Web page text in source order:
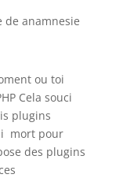
de anamnesie
ou toi
Cela souci
plugins
i mort pour
des plugins